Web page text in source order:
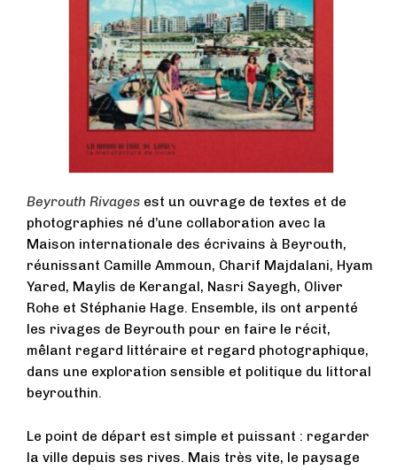
Beyrouth Rivages est un ouvrage de textes et de
photographies né d’une collaboration avec la
Maison internationale des écrivains à Beyrouth,
réunissant Camille Ammoun, Charif Majdalani, Hyam
Yared, Maylis de Kerangal, Nasri Sayegh, Oliver
Rohe et Stéphanie Hage. Ensemble, ils ont arpenté
les rivages de Beyrouth pour en faire le récit,
mêlant regard littéraire et regard photographique,
dans une exploration sensible et politique du littoral
beyrouthin.
Le point de départ est simple et puissant : regarder
la ville depuis ses rives. Mais très vite, le paysage